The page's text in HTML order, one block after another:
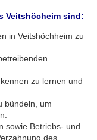
Veitshöcheim sind:
in Veitshöchheim zu
zu lernen und
bündeln, um
sowie Betriebs- und
des